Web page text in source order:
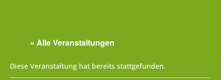
« Alle Veranstaltungen
Diese Veranstaltung hat bereits stattgefunden.